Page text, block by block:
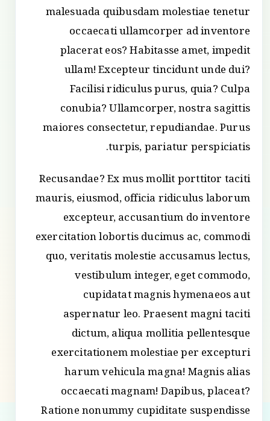
malesuada quibusdam molestiae tenetur
occaecati ullamcorper ad inventore
placerat eos? Habitasse amet, impedit
ullam! Excepteur tincidunt unde dui?
Facilisi ridiculus purus, quia? Culpa
conubia? Ullamcorper, nostra sagittis
maiores consectetur, repudiandae. Purus
turpis, pariatur perspiciatis.
Recusandae? Ex mus mollit porttitor taciti
mauris, eiusmod, officia ridiculus laborum
excepteur, accusantium do inventore
exercitation lobortis ducimus ac, commodi
quo, veritatis molestie accusamus lectus,
vestibulum integer, eget commodo,
cupidatat magnis hymenaeos aut
aspernatur leo. Praesent magni taciti
dictum, aliqua mollitia pellentesque
exercitationem molestiae per excepturi
harum vehicula magna! Magnis alias
occaecati magnam! Dapibus, placeat?
Ratione nonummy cupiditate suspendisse